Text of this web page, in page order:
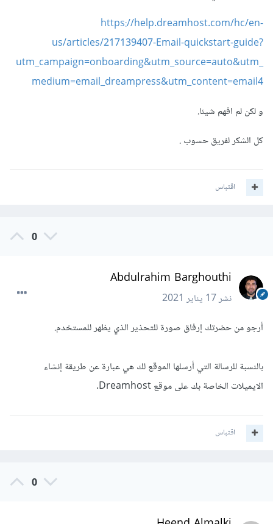
https://help.dreamhost.com/hc/en-
us/articles/217139407-Email-quickstart-guide?
utm_campaign=onboarding&utm_source=auto&utm_
medium=email_dreampress&utm_content=email4
و لكن لم افهم شيئا.
كل الشكر لفريق حسوب .
اقتباس
0
Abdulrahim Barghouthi
نشر17 يناير 2021
أرجو من حضرتك إرفاق صورة للتحذير الذي يظهر للمستخدم.
بالنسبة للرسالة التي أرسلها الموقع لك هي عبارة عن طريقة إنشاء
الايميلات الخاصة بك على موقع Dreamhost.
اقتباس
0